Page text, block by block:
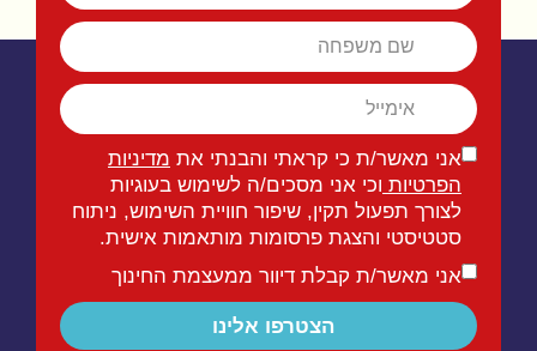
אני מאשר/ת כי קראתי והבנתי את מדיניות
הפרטיות וכי אני מסכים/ה לשימוש בעוגיות
לצורך תפעול תקין, שיפור חוויית השימוש, ניתוח
סטטיסטי והצגת פרסומות מותאמות אישית.
אני מאשר/ת קבלת דיוור ממעצמת החינוך
הצטרפו אלינו